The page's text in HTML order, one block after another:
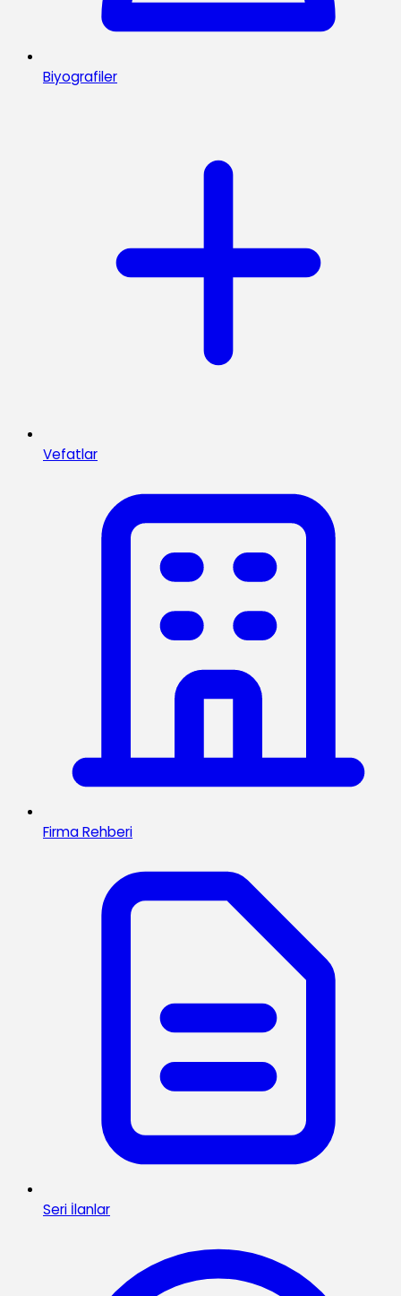
Biyografiler
Vefatlar
Firma Rehberi
Seri İlanlar